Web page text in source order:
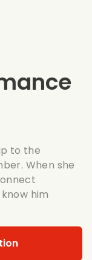
to the
When she
him